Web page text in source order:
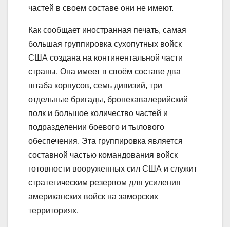
частей в своем составе они не имеют.
Как сообщает иностранная печать, самая
большая группировка сухопутных войск
США создана на континентальной части
страны. Она имеет в своём составе два
штаба корпусов, семь дивизий, три
отдельные бригады, бронекавалерийский
полк и большое количество частей и
подразделении боевого и тылового
обеспечения. Эта группировка является
составной частью командования войск
готовности вооруженных сил США и служит
стратегическим резервом для усиления
американских войск на заморских
территориях.